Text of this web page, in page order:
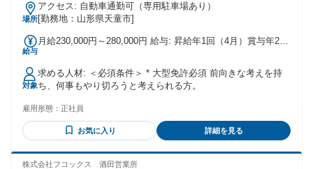
場所
アクセス: 自動車通勤可（専用駐車場あり）
[勤務地：山形県天童市]
給与
月給230,000円～280,000円 給与: 昇給年1回（4月）賞与年2回
3,000円～20,000円 皆勤手当10,000円、家族手当3,000円～
16,000円 資格手当3,000円
対象
求める人材: ＜必須条件＞ * 大型免許必須 前向きな考えを持
ち、何事もやり切ろうと考えられる方。
雇用形態： 正社員
お気に入り 詳細を見る
株式会社フコックス 酒田営業所